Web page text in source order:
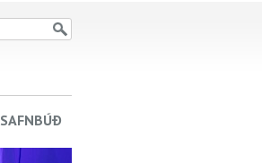
SAFNBÚÐ